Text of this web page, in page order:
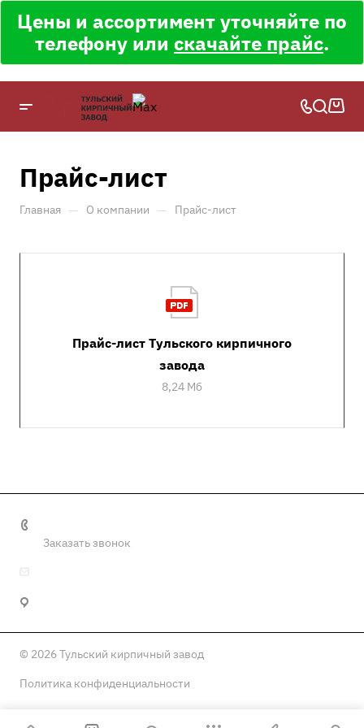
Цены и ассортимент уточняйте по
телефону или скачайте прайс.
Прайс-лист
Главная — О компании — Прайс-лист
Прайс-лист Тульского кирпичного
завода
8,24 Мб
Заказать звонок
© 2026 Тульский кирпичный завод
Политика конфиденциальности